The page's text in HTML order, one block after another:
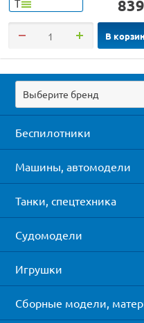
Т 839
В
Выберите бренд
Беспилотники
Машины, автомодели
Танки, спецтехника
Судомодели
Игрушки
Сборные модели,